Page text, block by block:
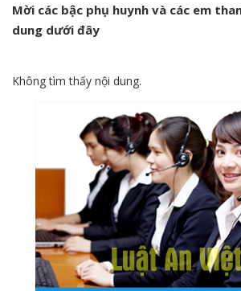
Mời các bậc phụ huynh và các em
dung dưới đây
Không tìm thấy nội dung.